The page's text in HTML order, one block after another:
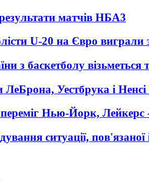
матчів НБА3
U-20 на Євро виграли
з баскетболу
Уестбрука і Ненсі
Нью-Йорк, Лейкерс
ситуації, пов'язаної